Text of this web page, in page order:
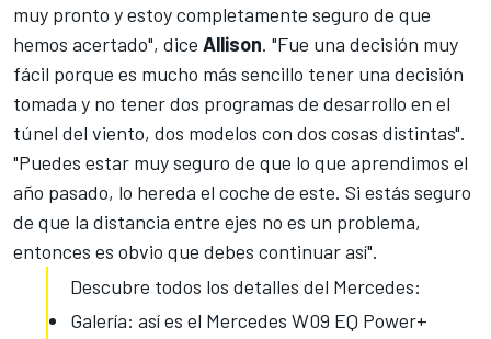
muy pronto y estoy completamente seguro de que
hemos acertado", dice Allison. "Fue una decisión muy
fácil porque es mucho más sencillo tener una decisión
tomada y no tener dos programas de desarrollo en el
túnel del viento, dos modelos con dos cosas distintas".
"Puedes estar muy seguro de que lo que aprendimos el
año pasado, lo hereda el coche de este. Si estás seguro
de que la distancia entre ejes no es un problema,
entonces es obvio que debes continuar así".
Descubre todos los detalles del Mercedes:
Galería: así es el Mercedes W09 EQ Power+